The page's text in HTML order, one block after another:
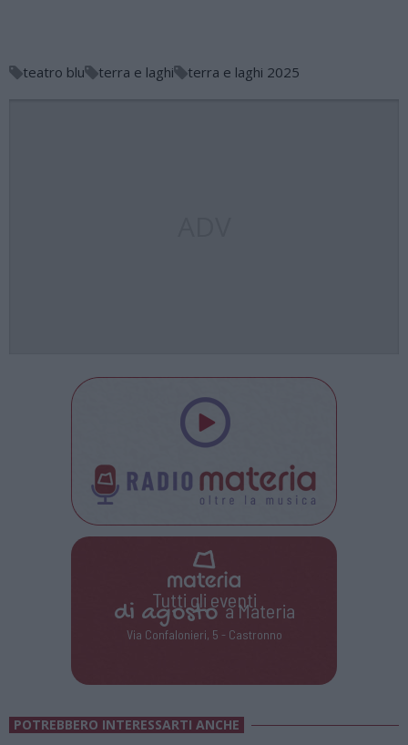
teatro blu terra e laghi terra e laghi 2025
Tutti gli eventi
di agostoa Materia
Via Confalonieri, 5 - Castronno
POTREBBERO INTERESSARTI ANCHE